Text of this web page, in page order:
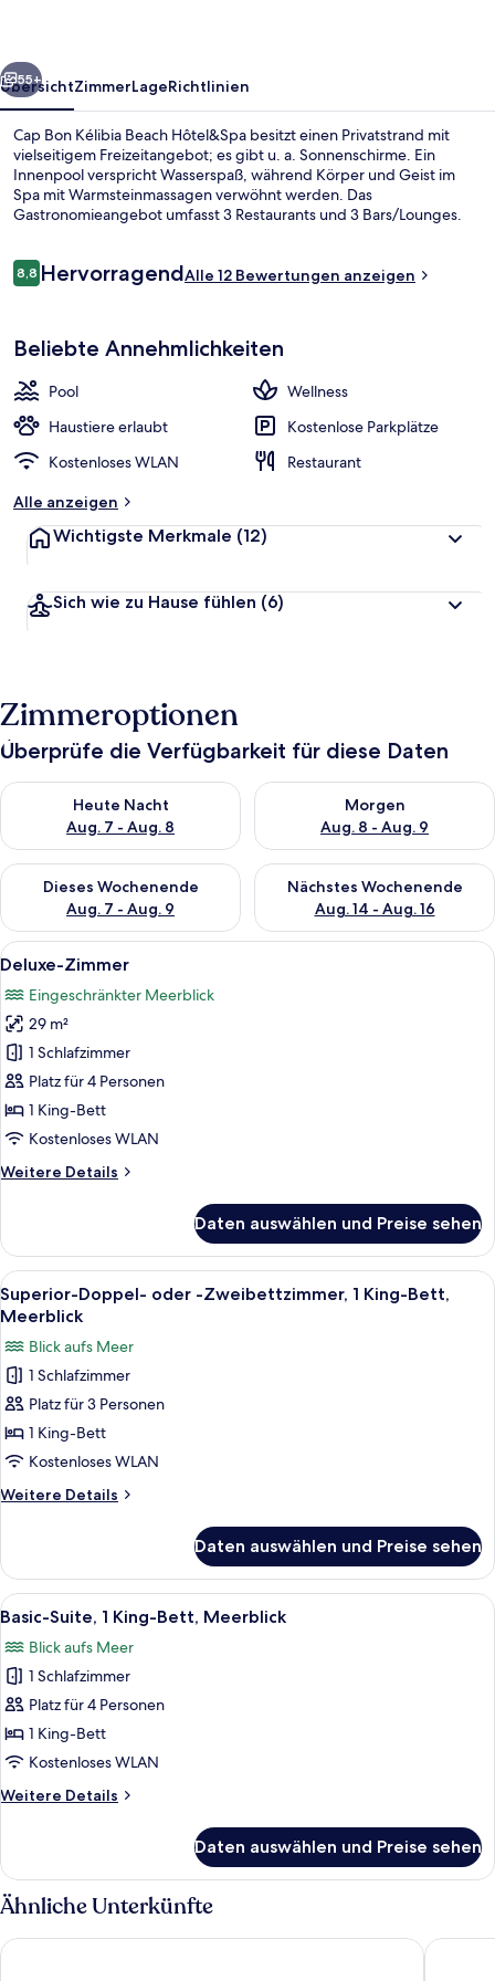
Weiter
55+
ÜbersichtZimmerLageRichtlinien
Cap Bon Kélibia Beach Hôtel&Spa besitzt einen Privatstrand mit
vielseitigem Freizeitangebot; es gibt u. a. Sonnenschirme. Ein
Innenpool verspricht Wasserspaß, während Körper und Geist im
Spa mit Warmsteinmassagen verwöhnt werden. Das
Gastronomieangebot umfasst 3 Restaurants und 3 Bars/Lounges.
geöffnet) und ein Garten.
Bewertungen
8,88,8 von 10.
HervorragendAlle 12 Bewertungen anzeigen
Beliebte Annehmlichkeiten
Pool
Wellness
Haustiere erlaubt
Kostenlose Parkplätze
Kostenloses WLAN
Restaurant
Alle anzeigen
Wichtigste Merkmale (12)
Sich wie zu Hause fühlen (6)
Zimmeroptionen
Überprüfe die Verfügbarkeit für diese Daten
Heute Nacht
Aug. 7 - Aug. 8
Überprüfe die Verfügbarkeit für heute Nacht, Aug. 7 - Aug. 8.
Morgen
Aug. 8 - Aug. 9
Überprüfe die Verfügbarkeit
Dieses Wochenende
Aug. 7 - Aug. 9
Überprüfe die Verfügbarkeit für dieses Wochenende, Aug. 7
Nächstes Wochenende
Aug. 14 - Aug. 16
Überprüfe die Verfügbarkeit
Alle
Fotos
für
Deluxe-
Zimmer
anzeigen
Ein Hotelzimmer mit Essbereich,
14
Deluxe-Zimmer
Eingeschränkter Meerblick
29 m²
1 Schlafzimmer
Platz für 4 Personen
1 King-Bett
Kostenloses WLAN
Weitere Details
Weitere
Zimmer
Daten auswählen und Preise sehen
Alle
Fotos
Superior-
Doppel-
oder
-
Zweibettzimmer,
1 King-
Bett,
anzeigen
Ein Resort mit Pool, Palmen und
9
Superior-Doppel- oder -Zweibettzimmer, 1 King-Bett,
Meerblick
Blick aufs Meer
1 Schlafzimmer
Platz für 3 Personen
1 King-Bett
Kostenloses WLAN
Weitere Details
Weitere
Doppel-
oder
-
1 King-
Bett,
Meerblick
Daten auswählen und Preise sehen
Alle
Fotos
für
Basic-
Suite,
1 King-
Bett,
anzeigen
Ein Hotelzimmer mit Bett,
9
Basic-Suite, 1 King-Bett, Meerblick
Blick aufs Meer
1 Schlafzimmer
Platz für 4 Personen
1 King-Bett
Kostenloses WLAN
Weitere Details
Weitere
Suite,
1 King-
Bett,
Meerblick
Daten auswählen und Preise sehen
Ähnliche Unterkünfte
Radisson Blu Resort & Thalasso, Hammamet Khayam